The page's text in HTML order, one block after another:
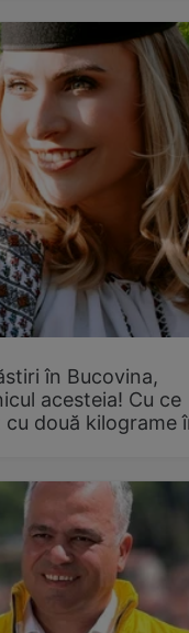
în Bucovina,
acesteia! Cu ce
două kilograme